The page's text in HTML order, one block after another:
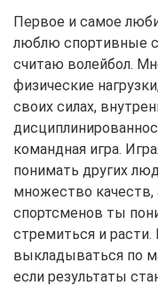
Первое и самое
люблю спортивные
считаю волейбол.
физические
своих силах,
командная игра.
понимать других
множество качеств,
спортсменов ты
стремиться и
выкладываться по
если результаты